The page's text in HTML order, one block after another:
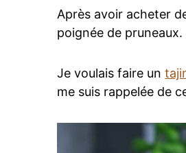
Après avoir acheter
poignée de pruneaux.
Je voulais faire un
me suis rappelée de